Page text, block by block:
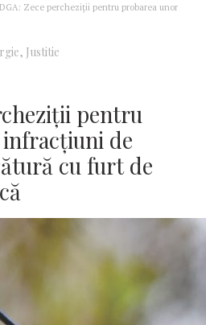
DGA: Zece percheziţii pentru probarea unor
, Justitie
pentru
de
cu furt de